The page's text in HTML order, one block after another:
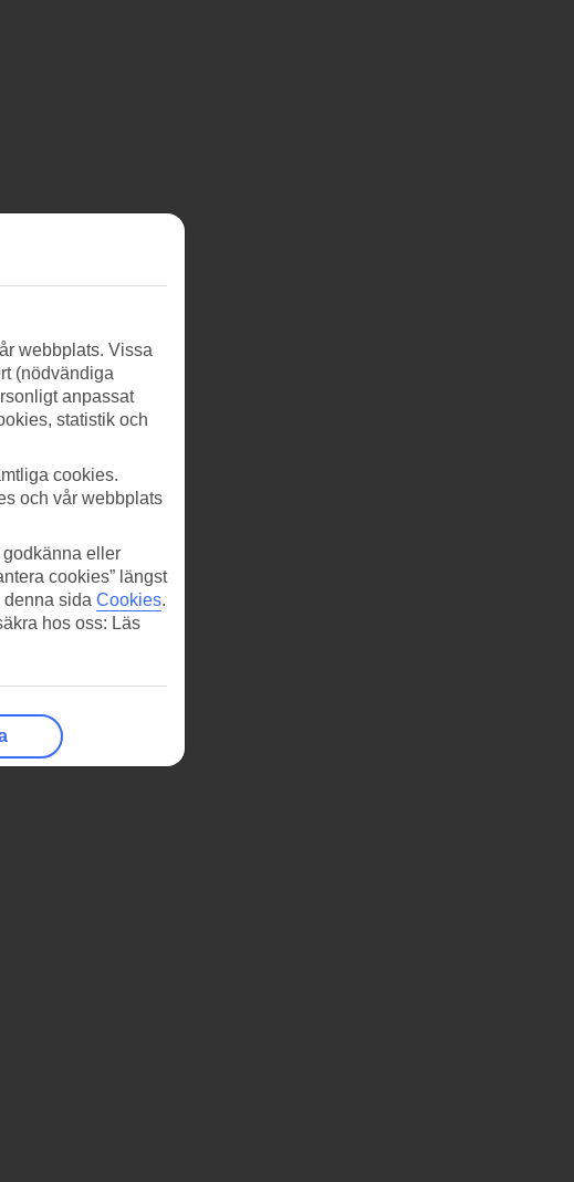
webbplats. Vissa
(nödvändiga
anpassat
statistik och
cookies.
och vår webbplats
godkänna eller
cookies” längst
sida Cookies.
hos oss: Läs